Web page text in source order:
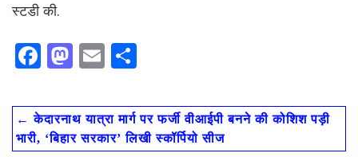
स्टडी की.
F
e
b
M
to
d
E
ai
l
ar
e
← केदारनाथ यात्रा मार्ग पर फर्जी वीआईपी बनने की कोशिश पड़ी
भारी, ‘बिहार सरकार’ लिखी स्कॉर्पियो सीज